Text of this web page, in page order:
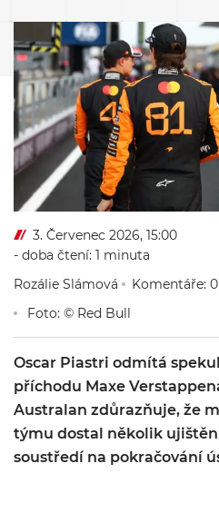
3. Červenec 2026, 15:00
- doba čtení: 1 minuta
Rozálie Slámová
Komentáře: 0
Foto: © Red Bull
Oscar Piastri odmítá
příchodu Maxe
Australan zdůrazňuje, že
týmu dostal několik
soustředí na pokračování